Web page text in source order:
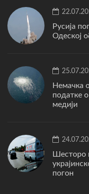
Русија
Одеској
Немачка
податке
медији
Шесторо
погон